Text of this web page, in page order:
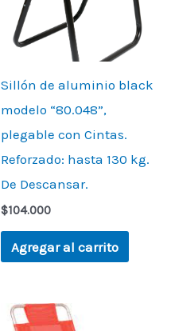
Sillón de aluminio black
modelo “80.048”,
plegable con Cintas.
Reforzado: hasta 130 kg.
De Descansar.
$104.000
Agregar al carrito